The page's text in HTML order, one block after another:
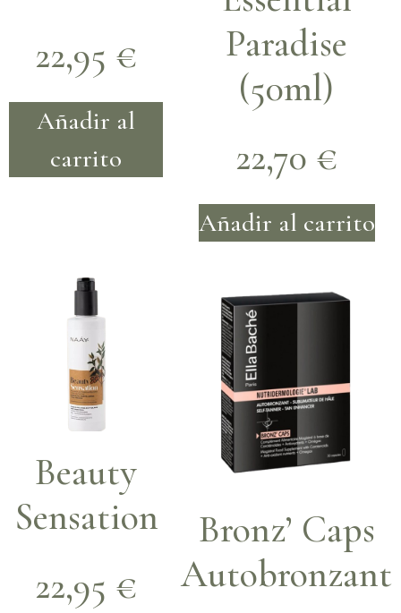
22,95 €
Añadir al
carrito
Paradise
(50ml)
22,70 €
Añadir al carrito
Beauty
Sensation
22,95 €
Bronz’ Caps
Autobronzant